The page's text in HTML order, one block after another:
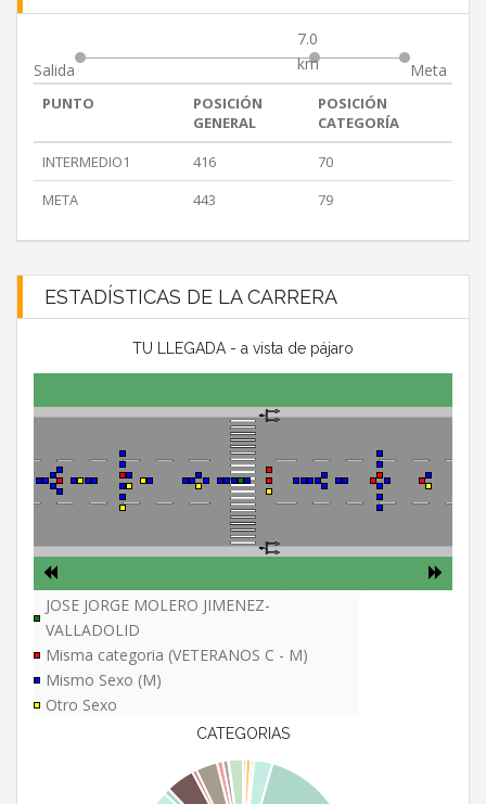
Salida
7.0
km
Meta
PUNTO
POSICIÓN
GENERAL
POSICIÓN
CATEGORÍA
INTERMEDIO1
416
70
META
443 79
ESTADÍSTICAS DE LA CARRERA
TU LLEGADA - a vista de pájaro
JOSE JORGE MOLERO JIMENEZ-
VALLADOLID
Misma categoria (VETERANOS C - M)
Mismo Sexo (M)
Otro Sexo
CATEGORIAS